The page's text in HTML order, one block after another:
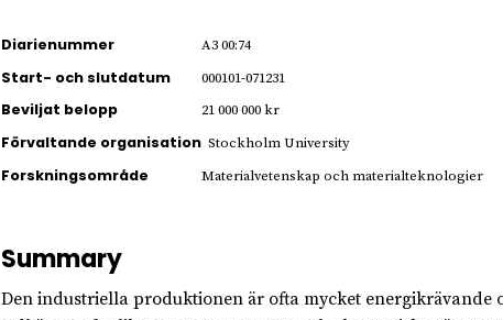
Diarienummer A3 00:74
Start- och slutdatum 000101-071231
Beviljat belopp 21 000 000 kr
Förvaltande organisation Stockholm University
Forskningsområde Materialvetenskap och materialteknologier
Summary
Den industriella produktionen är ofta mycket